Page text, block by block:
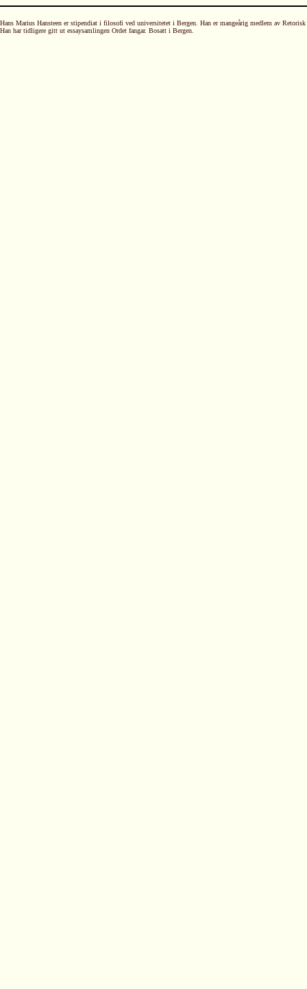
Hans Marius Hansteen er stipendiat i filosofi ved universitetet i Bergen. Han er mangeårig medlem av
Han har tidligere gitt ut essaysamlingen Ordet fangar. Bosatt i Bergen.